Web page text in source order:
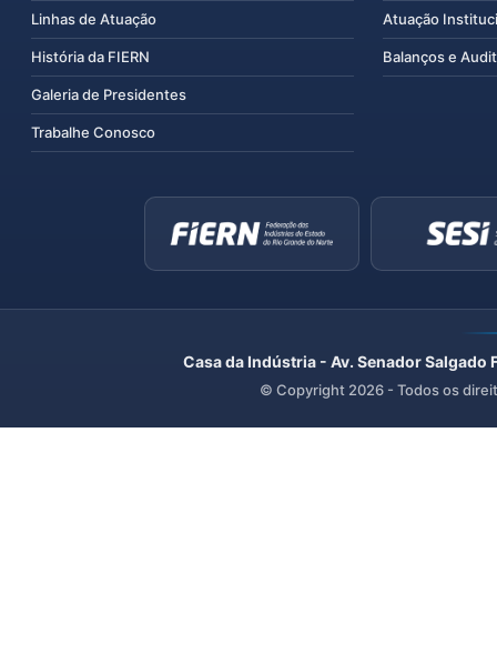
Linhas de Atuação
História da FIERN
Galeria de Presidentes
Trabalhe Conosco
Atuação
Balanços e
Casa da Indústria - Av. Senador
© Copyright 2026 - Todos os